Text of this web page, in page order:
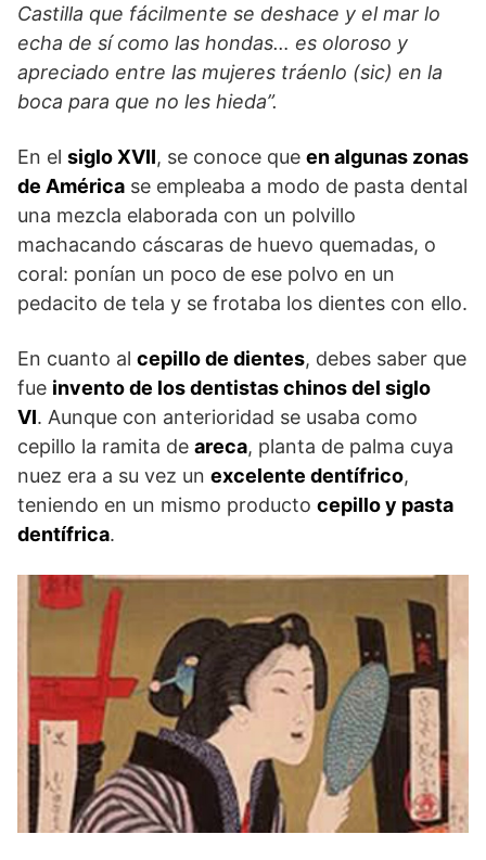
Castilla que fácilmente se deshace y el mar lo
echa de sí como las hondas… es oloroso y
apreciado entre las mujeres tráenlo (sic) en la
boca para que no les hieda”.
En el siglo XVII, se conoce que en algunas zonas
de América se empleaba a modo de pasta dental
una mezcla elaborada con un polvillo
machacando cáscaras de huevo quemadas, o
coral: ponían un poco de ese polvo en un
pedacito de tela y se frotaba los dientes con ello.
En cuanto al cepillo de dientes, debes saber que
fue invento de los dentistas chinos del siglo
VI. Aunque con anterioridad se usaba como
cepillo la ramita de areca, planta de palma cuya
nuez era a su vez un excelente dentífrico,
teniendo en un mismo producto cepillo y pasta
dentífrica.